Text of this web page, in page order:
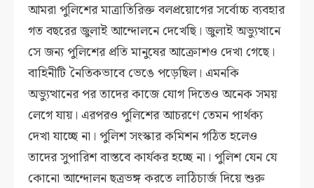
আমরা পুলিশের মাত্রাতিরিক্ত বলপ্রয়োগের সর্বোচ্চ ব্যবহার
গত বছরের জুলাই আন্দোলনে দেখেছি। জুলাই অভ্যুত্থানে
সে জন্য পুলিশের প্রতি মানুষের আক্রোশও দেখা গেছে।
বাহিনীটি নৈতিকভাবে ভেঙে পড়েছিল। এমনকি
অভ্যুত্থানের পর তাদের কাজে যোগ দিতেও অনেক সময়
লেগে যায়। এরপরও পুলিশের আচরণে তেমন পার্থক্য
দেখা যাচ্ছে না। পুলিশ সংস্কার কমিশন গঠিত হলেও
তাদের সুপারিশ বাস্তবে কার্যকর হচ্ছে না। পুলিশ যেন যে
কোনো আন্দোলন ছত্রভঙ্গ করতে লাঠিচার্জ দিয়ে শুরু